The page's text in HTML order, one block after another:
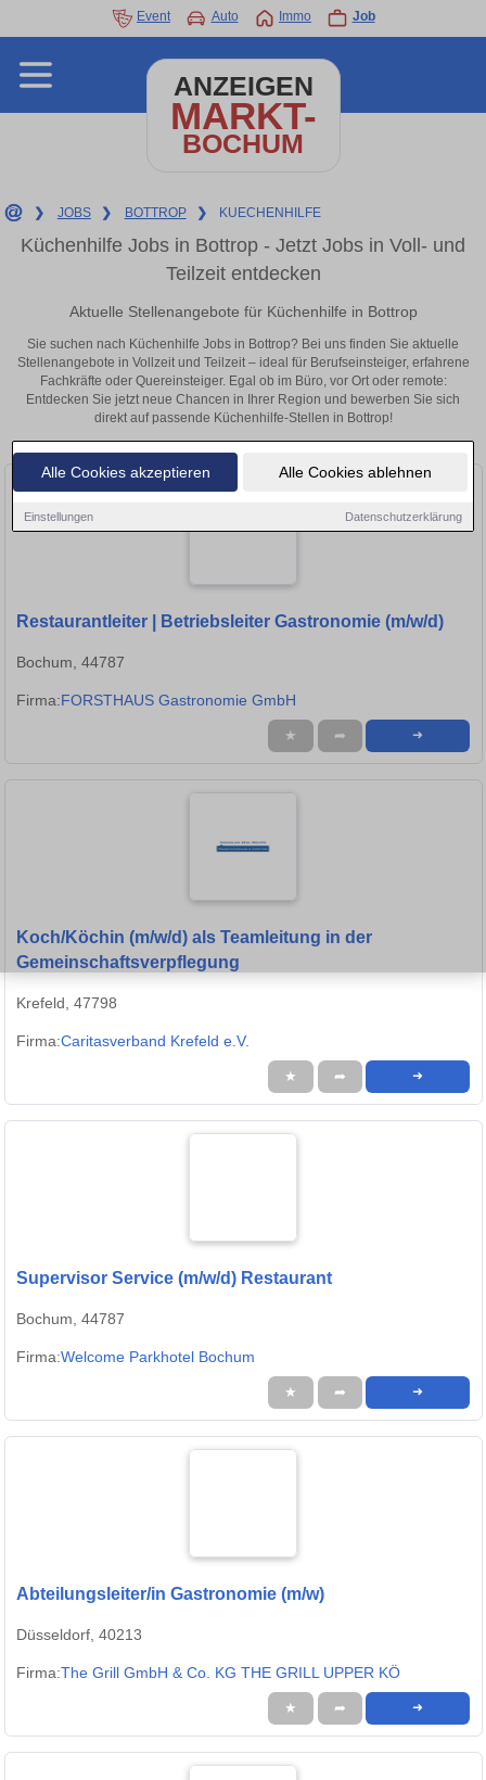
Alle Cookies akzeptieren Alle Cookies ablehnen
Einstellungen Datenschutzerklärung
Event Auto Immo Job
ANZEIGEN
MARKT-
BOCHUM
❯ JOBS ❯ BOTTROP ❯ KUECHENHILFE
Küchenhilfe Jobs in Bottrop - Jetzt Jobs in Voll- und
Teilzeit entdecken
Aktuelle Stellenangebote für Küchenhilfe in Bottrop
Sie suchen nach Küchenhilfe Jobs in Bottrop? Bei uns finden Sie aktuelle
Stellenangebote in Vollzeit und Teilzeit – ideal für Berufseinsteiger, erfahrene
Fachkräfte oder Quereinsteiger. Egal ob im Büro, vor Ort oder remote:
Entdecken Sie jetzt neue Chancen in Ihrer Region und bewerben Sie sich
direkt auf passende Küchenhilfe-Stellen in Bottrop!
Restaurantleiter | Betriebsleiter Gastronomie (m/w/d)
Bochum, 44787
Firma:FORSTHAUS Gastronomie GmbH
★ ➦ ➜
Koch/Köchin (m/w/d) als Teamleitung in der
Gemeinschaftsverpflegung
Krefeld, 47798
Firma:Caritasverband Krefeld e.V.
★ ➦ ➜
Supervisor Service (m/w/d) Restaurant
Bochum, 44787
Firma:Welcome Parkhotel Bochum
★ ➦ ➜
Abteilungsleiter/in Gastronomie (m/w)
Düsseldorf, 40213
Firma:The Grill GmbH & Co. KG THE GRILL UPPER KÖ
★ ➦ ➜